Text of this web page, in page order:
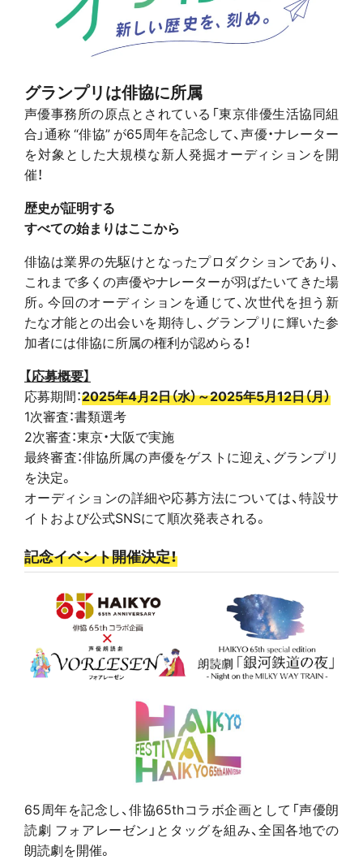
グランプリは俳協に所属
声優事務所の原点とされている「東京俳優生活協同組
合」通称 “俳協” が65周年を記念して、声優・ナレーター
を対象とした大規模な新人発掘オーディションを開
催！
歴史が証明する
すべての始まりはここから
俳協は業界の先駆けとなったプロダクションであり、
これまで多くの声優やナレーターが羽ばたいてきた場
所。今回のオーディションを通じて、次世代を担う新
たな才能との出会いを期待し、グランプリに輝いた参
加者には俳協に所属の権利が認めらる！
【応募概要】
応募期間：2025年4月2日（水）～2025年5月12日（月）
1次審査：書類選考
2次審査：東京・大阪で実施
最終審査：俳協所属の声優をゲストに迎え、グランプリ
を決定。
オーディションの詳細や応募方法については、特設サ
イトおよび公式SNSにて順次発表される。
記念イベント開催決定！
65周年を記念し、俳協65thコラボ企画として「声優朗
読劇 フォアレーゼン」とタッグを組み、全国各地での
朗読劇を開催。